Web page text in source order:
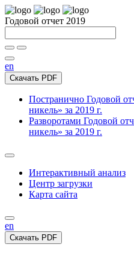
Годовой отчет 2019
en
Скачать PDF
Постранично Годовой
никель» за 2019 г.
Разворотами Годовой
никель» за 2019 г.
Интерактивный анализ
Центр загрузки
Карта сайта
en
Скачать PDF